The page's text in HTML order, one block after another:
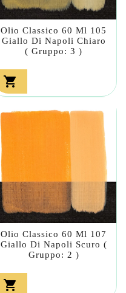
Olio Classico 60 Ml 105
Giallo Di Napoli Chiaro
( Gruppo: 3 )

Olio Classico 60 Ml 107
Giallo Di Napoli Scuro (
Gruppo: 2 )
